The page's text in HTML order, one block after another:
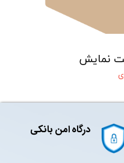
نمایش
درگاه امن بانکی